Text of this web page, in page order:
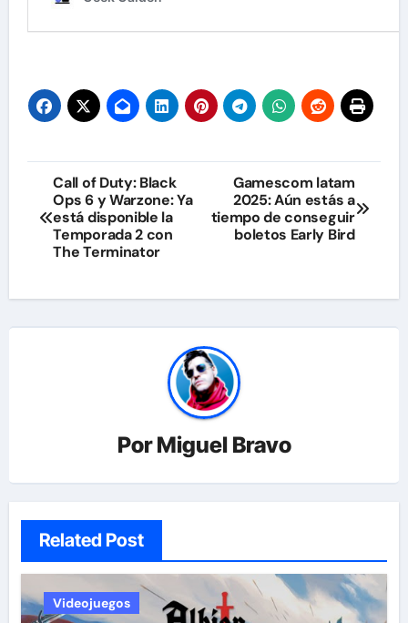
Navegación
de
entradas
Call of Duty: Black
Ops 6 y Warzone: Ya
está disponible la
Temporada 2 con
The Terminator
Gamescom latam
2025: Aún estás a
tiempo de conseguir
boletos Early Bird
PorMiguel Bravo
Related Post
Videojuegos